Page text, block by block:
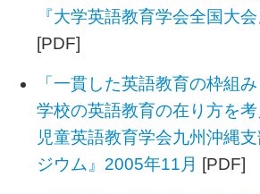
『大学英語教育学会全国大
[PDF]
「一貫した英語教育の枠組
学校の英語教育の在り方を
児童英語教育学会九州沖縄
ジウム』2005年11月 [PDF]